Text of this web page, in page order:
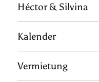
Héctor & Silvina
Kalender
Vermietung